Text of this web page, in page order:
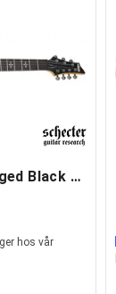
Schecter Demon-7 Aged Black Satin
hos vår